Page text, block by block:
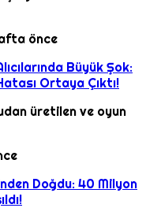
önce
Büyük Şok:
Ortaya Çıktı!
üretilen ve oyun
Doğdu: 40 Milyon